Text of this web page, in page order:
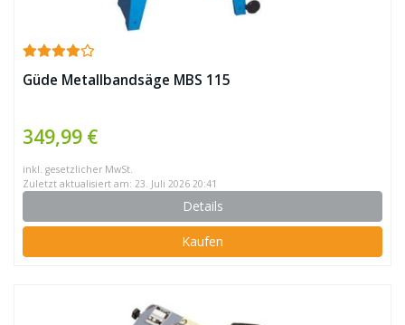
Güde Metallbandsäge MBS 115
349,99 €
inkl. gesetzlicher MwSt.
Zuletzt aktualisiert am: 23. Juli 2026 20:41
Details
Kaufen